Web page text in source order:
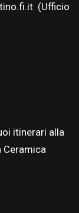
(Ufficio
itinerari alla
Ceramica